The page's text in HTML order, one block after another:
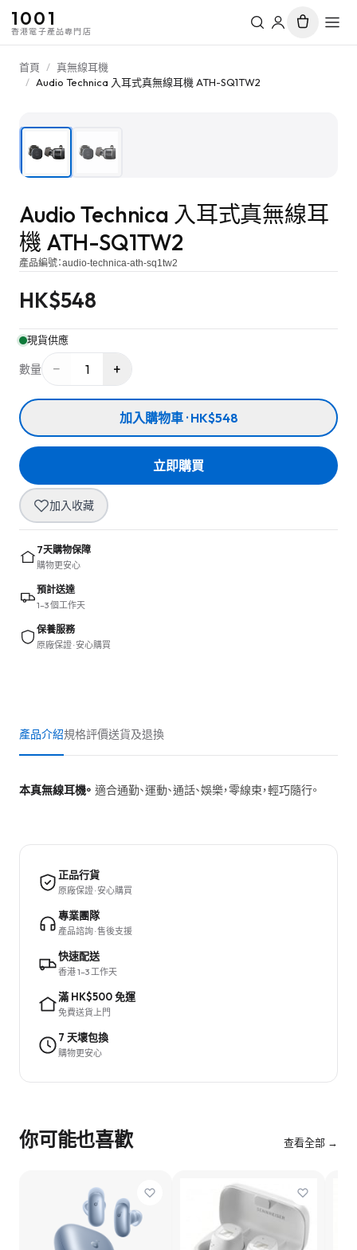
1001
香港電子產品專門店
首頁 / 真無線耳機
/ Audio Technica 入耳式真無線耳機 ATH-SQ1TW2
Audio Technica 入耳式真無線耳
機 ATH-SQ1TW2
產品編號：audio-technica-ath-sq1tw2
HK$548
現貨供應
數量 − 1 +
加入購物車 · HK$548
立即購買
加入收藏
7天購物保障
購物更安心
預計送達
1–3 個工作天
保養服務
原廠保證 · 安心購買
產品介紹規格評價送貨及退換
本真無線耳機。 適合通勤、運動、通話、娛樂，零線束，輕巧隨行。
正品行貨
原廠保證 · 安心購買
專業團隊
產品諮詢 · 售後支援
快速配送
香港 1–3 工作天
滿 HK$500 免運
免費送貨上門
7 天壞包換
購物更安心
你可能也喜歡 查看全部 →